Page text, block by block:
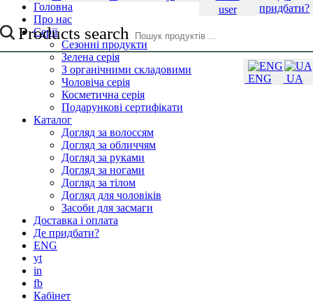
придбати?
UA
ENG
user
Products search
Головна
Про нас
Серії
Сезонні продукти
Зелена серія
З органічними складовими
Чоловіча серія
Косметична серія
Подарункові сертифікати
Каталог
Догляд за волоссям
Догляд за обличчям
Догляд за руками
Догляд за ногами
Догляд за тілом
Догляд для чоловіків
Засоби для засмаги
Доставка і оплата
Де придбати?
ENG
yt
in
fb
Кабінет